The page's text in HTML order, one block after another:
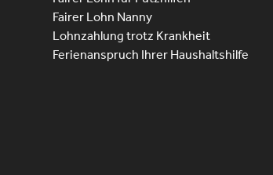
Fairer Lohn Nanny
Lohnzahlung trotz Krankheit
Ferienanspruch Ihrer Haushaltshilfe